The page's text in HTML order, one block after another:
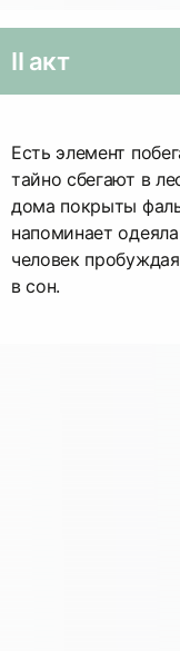
II акт
Есть элемент
тайно сбегают в
дома покрыты
напоминает
человек
в сон.